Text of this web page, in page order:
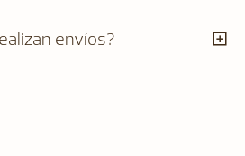
envíos?